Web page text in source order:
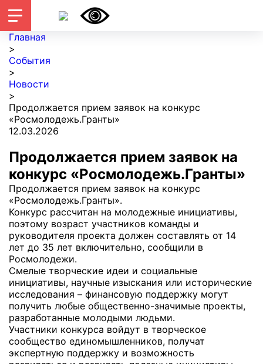
Главная
>
События
>
Новости
>
Продолжается прием заявок на конкурс
«Росмолодежь.Гранты»
12.03.2026
Продолжается прием заявок на
конкурс «Росмолодежь.Гранты»
Продолжается прием заявок на конкурс
«Росмолодежь.Гранты».
Конкурс рассчитан на молодежные инициативы,
поэтому возраст участников команды и
руководителя проекта должен составлять от 14
лет до 35 лет включительно, сообщили в
Росмолодежи.
Смелые творческие идеи и социальные
инициативы, научные изыскания или исторические
исследования – финансовую поддержку могут
получить любые общественно-значимые проекты,
разработанные молодыми людьми.
Участники конкурса войдут в творческое
сообщество единомышленников, получат
экспертную поддержку и возможность